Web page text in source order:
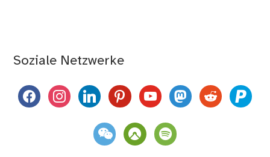
Soziale Netzwerke
facebookinstagramlinkedinpinterestyoutubemastodon
reddit paypal
weixin komootspotify